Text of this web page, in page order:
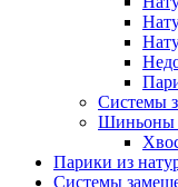
Системы
Шиньоны
Парики из
Системы